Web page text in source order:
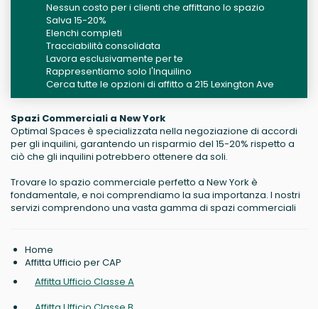
Nessun costo per i clienti che affittano lo spazio
Salva 15-20%
Elenchi completi
Tracciabilità consolidata
Lavora esclusivamente per te
Rappresentiamo solo l'Inquilino
Cerca tutte le opzioni di affitto a 215 Lexington Ave
Spazi Commerciali a New York
Optimal Spaces è specializzata nella negoziazione di accordi
per gli inquilini, garantendo un risparmio del 15-20% rispetto a
ciò che gli inquilini potrebbero ottenere da soli.
Trovare lo spazio commerciale perfetto a New York è
fondamentale, e noi comprendiamo la sua importanza. I nostri
servizi comprendono una vasta gamma di spazi commerciali
Home
Affitta Ufficio per CAP
Affitta Ufficio Classe A